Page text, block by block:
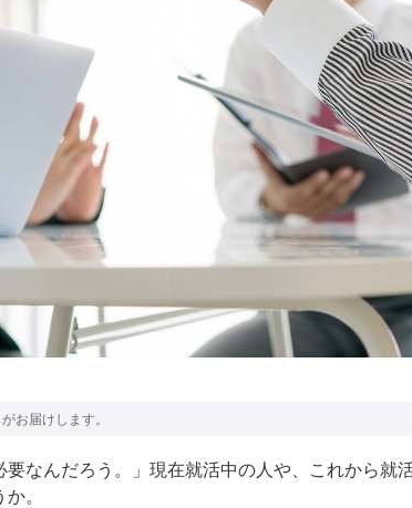
お届けします。
なんだろう。」現在就活中の人や、これから就
。